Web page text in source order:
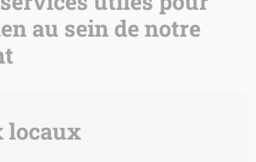
au sein de notre
locaux